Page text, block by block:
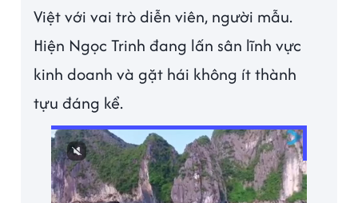
Việt với vai trò diễn viên, người mẫu.
Hiện Ngọc Trinh đang lấn sân lĩnh vực
kinh doanh và gặt hái không ít thành
tựu đáng kể.